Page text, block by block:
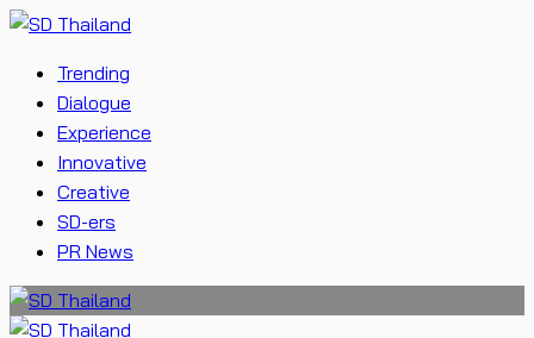
Trending
Dialogue
Experience
Innovative
Creative
SD-ers
PR News